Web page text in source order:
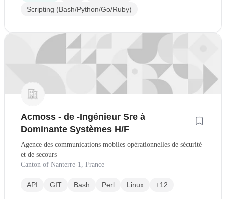
Scripting (Bash/Python/Go/Ruby)
Acmoss - de -Ingénieur Sre à
Dominante Systèmes H/F
Agence des communications mobiles opérationnelles de sécurité
et de secours
Canton of Nanterre-1, France
API GIT Bash Perl Linux +12